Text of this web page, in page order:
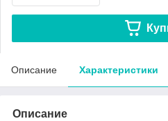
Описание Характеристики
Описание